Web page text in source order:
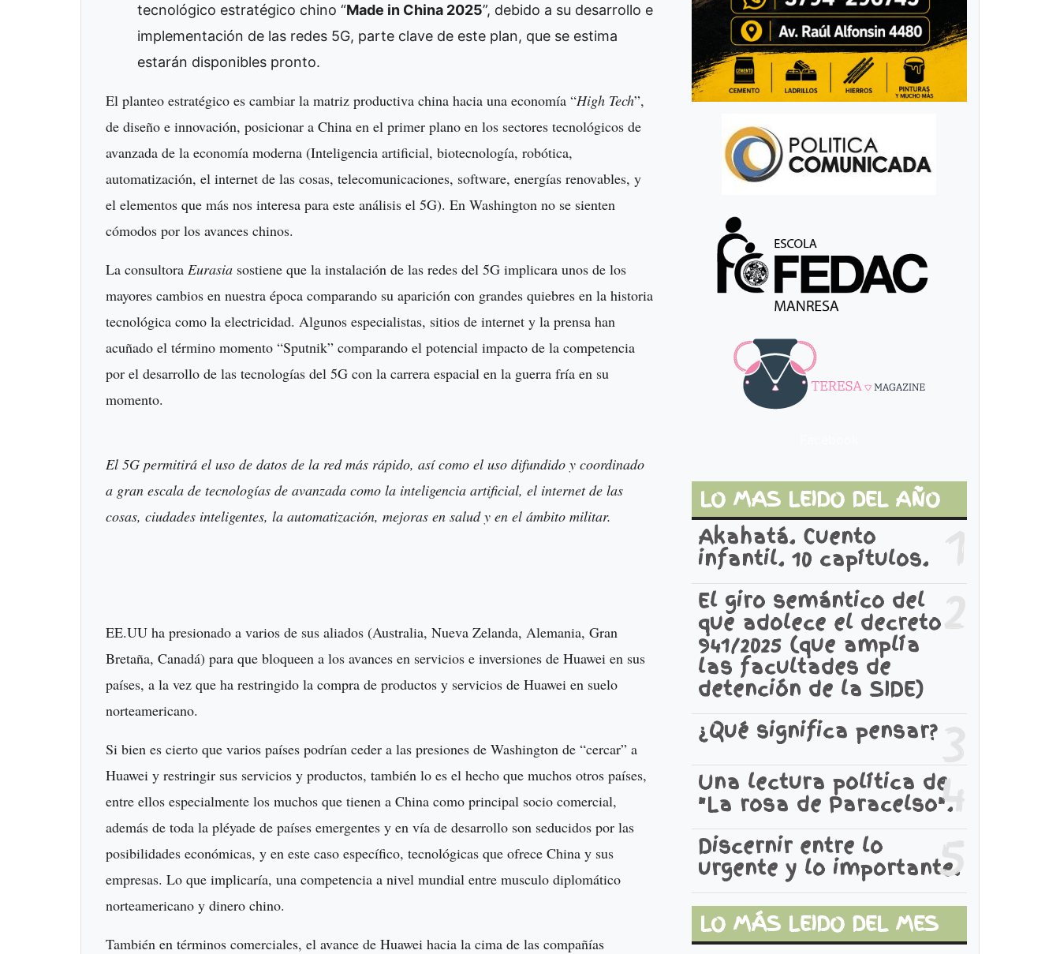
tecnológico estratégico chino “Made in China 2025”, debido a su desarrollo e
implementación de las redes 5G, parte clave de este plan, que se estima
estarán disponibles pronto.
El planteo estratégico es cambiar la matriz productiva china hacia una economía “High Tech”,
de diseño e innovación, posicionar a China en el primer plano en los sectores tecnológicos de
avanzada de la economía moderna (Inteligencia artificial, biotecnología, robótica,
automatización, el internet de las cosas, telecomunicaciones, software, energías renovables, y
el elementos que más nos interesa para este análisis el 5G). En Washington no se sienten
cómodos por los avances chinos.
La consultora Eurasia sostiene que la instalación de las redes del 5G implicara unos de los
mayores cambios en nuestra época comparando su aparición con grandes quiebres en la historia
tecnológica como la electricidad. Algunos especialistas, sitios de internet y la prensa han
acuñado el término momento “Sputnik” comparando el potencial impacto de la competencia
por el desarrollo de las tecnologías del 5G con la carrera espacial en la guerra fría en su
momento.
El 5G permitirá el uso de datos de la red más rápido, así como el uso difundido y coordinado
a gran escala de tecnologías de avanzada como la inteligencia artificial, el internet de las
cosas, ciudades inteligentes, la automatización, mejoras en salud y en el ámbito militar.
EE.UU ha presionado a varios de sus aliados (Australia, Nueva Zelanda, Alemania, Gran
Bretaña, Canadá) para que bloqueen a los avances en servicios e inversiones de Huawei en sus
países, a la vez que ha restringido la compra de productos y servicios de Huawei en suelo
norteamericano.
Si bien es cierto que varios países podrían ceder a las presiones de Washington de “cercar” a
Huawei y restringir sus servicios y productos, también lo es el hecho que muchos otros países,
entre ellos especialmente los muchos que tienen a China como principal socio comercial,
además de toda la pléyade de países emergentes y en vía de desarrollo son seducidos por las
posibilidades económicas, y en este caso específico, tecnológicas que ofrece China y sus
empresas. Lo que implicaría, una competencia a nivel mundial entre musculo diplomático
norteamericano y dinero chino.
También en términos comerciales, el avance de Huawei hacia la cima de las compañías
LO MAS LEIDO DEL AÑO
1
Akahatá. Cuento
infantil. 10 capítulos.
2
El giro semántico del
que adolece el decreto
941/2025 (que amplía
las facultades de
detención de la SIDE)
3
¿Qué significa pensar?
4
Una lectura política de
"La rosa de Paracelso".
5
Discernir entre lo
urgente y lo importante.
LO MÁS LEIDO DEL MES